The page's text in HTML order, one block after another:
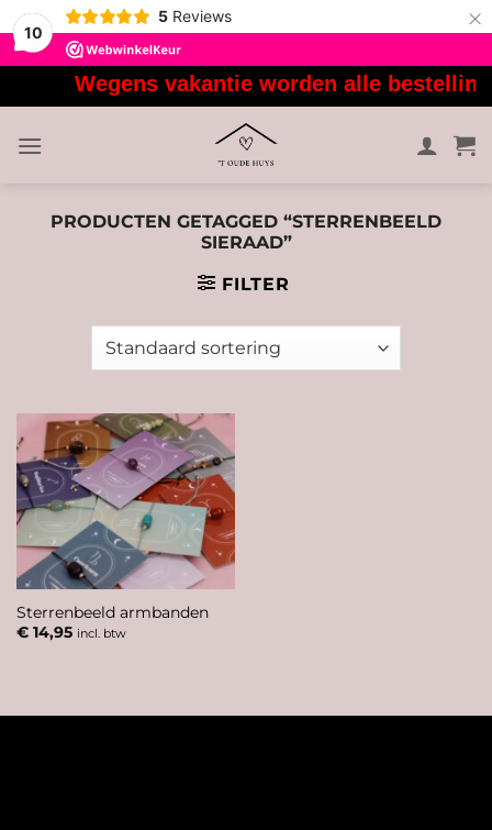
10
5 Reviews ×
naar
inhoud
Wegens vakantie worden alle
PRODUCTEN GETAGGED “STERRENBEELD
SIERAAD”
FILTER
Sterrenbeeld armbanden
€14,95 incl. btw